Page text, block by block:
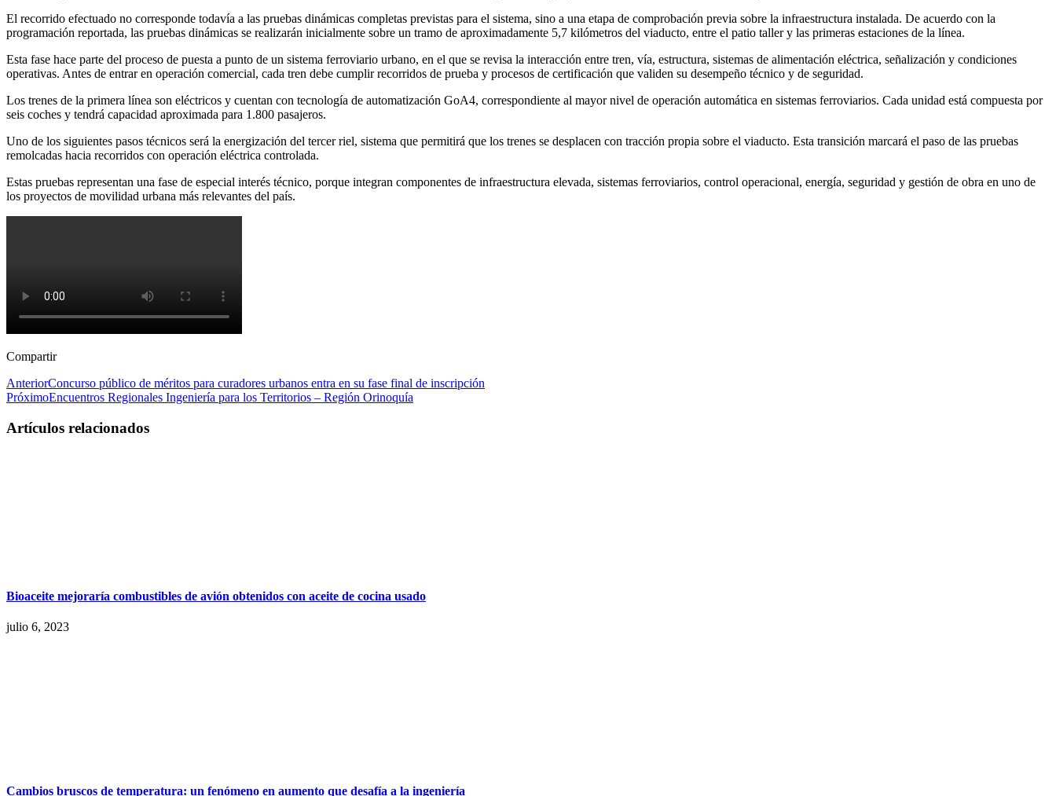
El recorrido efectuado no corresponde todavía a las pruebas dinámicas completas previstas para el sistema, sino a una etapa de comprobación previa sobre la infraestructura instalada. De acuerdo con la
programación reportada, las pruebas dinámicas se realizarán inicialmente sobre un tramo de aproximadamente 5,7 kilómetros del viaducto, entre el patio taller y las primeras estaciones de la línea.
Esta fase hace parte del proceso de puesta a punto de un sistema ferroviario urbano, en el que se revisa la interacción entre tren, vía, estructura, sistemas de alimentación eléctrica, señalización y condiciones
operativas. Antes de entrar en operación comercial, cada tren debe cumplir recorridos de prueba y procesos de certificación que validen su desempeño técnico y de seguridad.
Los trenes de la primera línea son eléctricos y cuentan con tecnología de automatización GoA4, correspondiente al mayor nivel de operación automática en sistemas ferroviarios. Cada unidad está compuesta por
seis coches y tendrá capacidad aproximada para 1.800 pasajeros.
Uno de los siguientes pasos técnicos será la energización del tercer riel, sistema que permitirá que los trenes se desplacen con tracción propia sobre el viaducto. Esta transición marcará el paso de las pruebas
remolcadas hacia recorridos con operación eléctrica controlada.
Estas pruebas representan una fase de especial interés técnico, porque integran componentes de infraestructura elevada, sistemas ferroviarios, control operacional, energía, seguridad y gestión de obra en uno de
los proyectos de movilidad urbana más relevantes del país.
Compartir
AnteriorConcurso público de méritos para curadores urbanos entra en su fase final de inscripción
PróximoEncuentros Regionales Ingeniería para los Territorios – Región Orinoquía
Artículos relacionados
Bioaceite mejoraría combustibles de avión obtenidos con aceite de cocina usado
julio 6, 2023
Cambios bruscos de temperatura: un fenómeno en aumento que desafía a la ingeniería